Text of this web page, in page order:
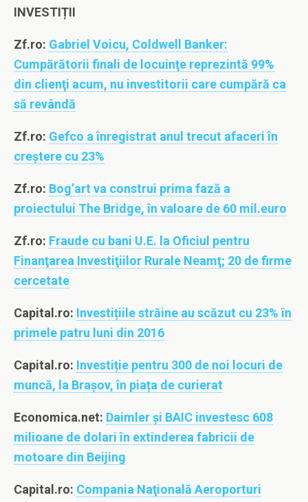
INVESTIȚII
Zf.ro: Gabriel Voicu, Coldwell Banker:
Cumpărătorii finali de locuinţe reprezintă 99%
din clienţi acum, nu investitorii care cumpără ca
să revândă
Zf.ro: Gefco a înregistrat anul trecut afaceri în
creştere cu 23%
Zf.ro: Bog’art va construi prima fază a
proiectului The Bridge, în valoare de 60 mil.euro
Zf.ro: Fraude cu bani U.E. la Oficiul pentru
Finanţarea Investiţiilor Rurale Neamţ; 20 de firme
cercetate
Capital.ro: Investițiile străine au scăzut cu 23% în
primele patru luni din 2016
Capital.ro: Investiție pentru 300 de noi locuri de
muncă, la Brașov, în piața de curierat
Economica.net: Daimler şi BAIC investesc 608
milioane de dolari în extinderea fabricii de
motoare din Beijing
Capital.ro: Compania Naţională Aeroporturi